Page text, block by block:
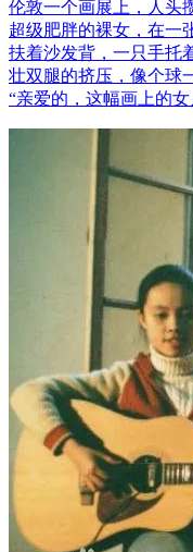
伦敦一个画展上，人头
超级肥胖的裸女，在一
扶着沙发背，一只手托
壮双腿的挤压，像个球
“亲爱的，这幅画上的